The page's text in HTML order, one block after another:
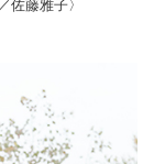
藤雅子〉